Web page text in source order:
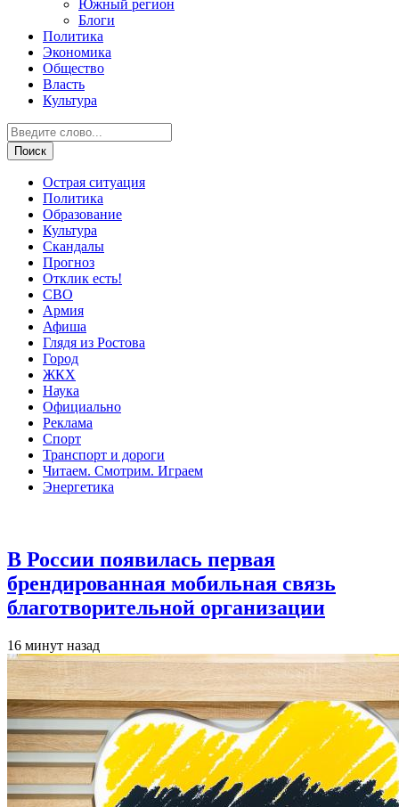
Южный регион
Блоги
Политика
Экономика
Общество
Власть
Культура
Острая ситуация
Политика
Образование
Культура
Скандалы
Прогноз
Отклик есть!
СВО
Армия
Афиша
Глядя из Ростова
Город
ЖКХ
Наука
Официально
Реклама
Спорт
Транспорт и дороги
Читаем. Смотрим. Играем
Энергетика
В России появилась первая
брендированная мобильная связь
благотворительной организации
16 минут назад